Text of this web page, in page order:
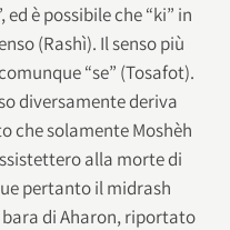
è possibile che “ki” in
(Rashì). Il senso più
“se” (Tosafot).
diversamente deriva
che solamente Moshèh
alla morte di
pertanto il midrash
di Aharon, riportato